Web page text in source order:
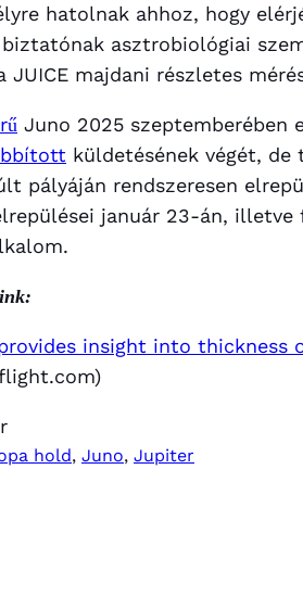
hatolnak ahhoz, hogy
biztatónak asztrobiológiai
JUICE majdani részletes
Juno 2025 szeptemberében
küldetésének végét,
pályáján rendszeresen
január 23-án,
insight into thickness
hold, Juno, Jupiter